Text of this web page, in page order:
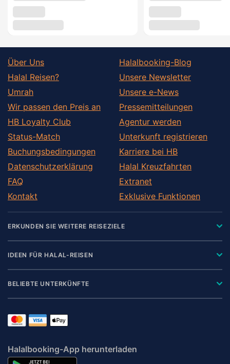
Über Uns
Halal Reisen?
Umrah
Wir passen den Preis an
HB Loyalty Club
Status-Match
Buchungsbedingungen
Datenschutzerklärung
FAQ
Kontakt
Halalbooking-Blog
Unsere Newsletter
Unsere e-News
Pressemitteilungen
Agentur werden
Unterkunft registrieren
Karriere bei HB
Halal Kreuzfahrten
Extranet
Exklusive Funktionen
ERKUNDEN SIE WEITERE REISEZIELE
IDEEN FÜR HALAL-REISEN
BELIEBTE UNTERKÜNFTE
Halalbooking-App herunterladen